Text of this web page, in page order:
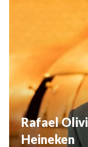
Rafael
Heineken